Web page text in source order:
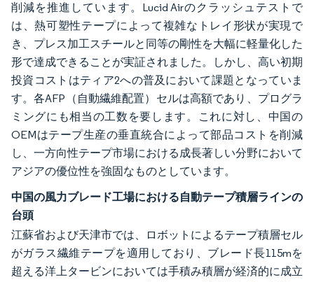
削減を推進しています。Lucid Airのクラッシュテストで
は、熱可塑性テープによって複雑なトレイ形状が実現で
き、プレス加工スチールと同等の剛性を大幅に軽量化した
形で達成できることが実証されました。しかし、高い初期
投資コストはティア2への普及において課題となっていま
す。各AFP（自動繊維配置）セルは高額であり、プログラ
ミングにも相当の工数を要します。これに対し、中国の
OEMはテープ生産の垂直統合によって部品コストを削減
し、一方向性テープ市場における成長著しい分野において
アジアの優位性を強固なものとしています。
中国の風力ブレード工場における自動テープ積層ラインの
台頭
江蘇省および天津市では、ロボットによるテープ積層セル
がガラス繊維テープを適用しており、ブレード長115mを
超える洋上タービンにおいては手積み積層が経済的に成立